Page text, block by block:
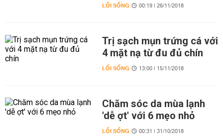
LỐI SỐNG 00:19 | 26/11/2018
Trị sạch mụn trứng cá với
4 mặt nạ từ đu đủ chín
LỐI SỐNG 13:00 | 15/11/2018
Chăm sóc da mùa lạnh
'dễ ợt' với 6 mẹo nhỏ
LỐI SỐNG 00:31 | 31/10/2018